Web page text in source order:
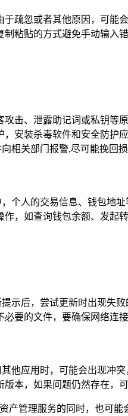
于疏忽或者其他原因，可能
粘贴的方式避免手动输入
攻击、泄露助记词或私钥等
，安装杀毒软件和安全防护
相关部门报警,尽可能挽回损
个人的交易信息、钱包地
，如查询钱包余额、发起
示后，尝试更新时出现失
要的文件，要确保网络连
他应用时，可能会出现冲
本，如果问题仍然存在，
产管理服务的同时，也可